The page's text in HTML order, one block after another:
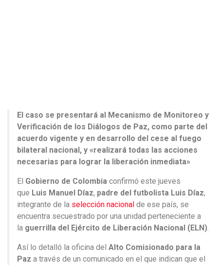
El caso se presentará al Mecanismo de Monitoreo y
Verificación de los Diálogos de Paz, como parte del
acuerdo vigente y en desarrollo del cese al fuego
bilateral nacional, y «realizará todas las acciones
necesarias para lograr la liberación inmediata»
El Gobierno de Colombia confirmó este jueves
que Luis Manuel Díaz, padre del futbolista Luis Díaz,
integrante de la selección nacional de ese país, se
encuentra secuestrado por una unidad perteneciente a
la guerrilla del Ejército de Liberación Nacional (ELN)
Así lo detalló la oficina del Alto Comisionado para la
Paz a través de un comunicado en el que indican que el